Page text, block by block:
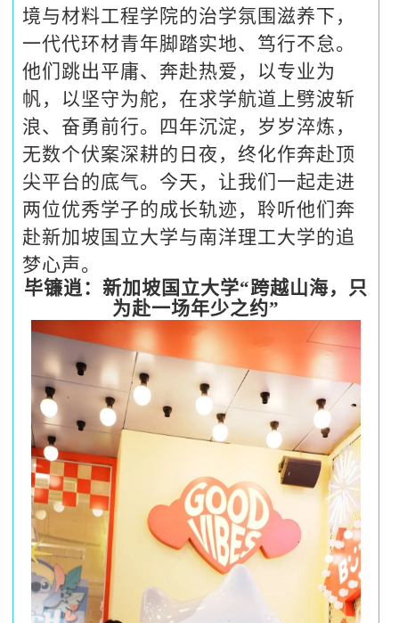
境与材料工程学院的治学氛围滋养下，
一代代环材青年脚踏实地、笃行不怠。
他们跳出平庸、奔赴热爱，以专业为
帆，以坚守为舵，在求学航道上劈波斩
浪、奋勇前行。四年沉淀，岁岁淬炼，
无数个伏案深耕的日夜，终化作奔赴顶
尖平台的底气。今天，让我们一起走进
两位优秀学子的成长轨迹，聆听他们奔
赴新加坡国立大学与南洋理工大学的追
梦心声。
毕镰逍： 新加坡国立大学“跨越山海，只
为赴一场年少之约”